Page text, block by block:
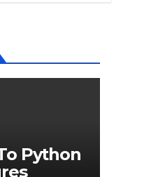
Python